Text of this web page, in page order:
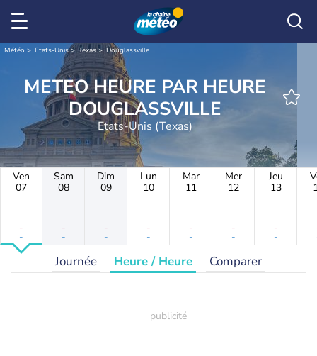
Météo Etats-Unis Texas Douglassville
METEO HEURE PAR HEURE
DOUGLASSVILLE
Etats-Unis (Texas)
Ven
07
-
-
Sam
08
-
-
Dim
09
-
-
Lun
10
-
-
Mar
11
-
-
Mer
12
-
-
Jeu
13
-
-
Journée Heure / Heure Comparer